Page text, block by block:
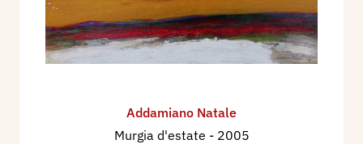
Addamiano Natale
Murgia d'estate - 2005